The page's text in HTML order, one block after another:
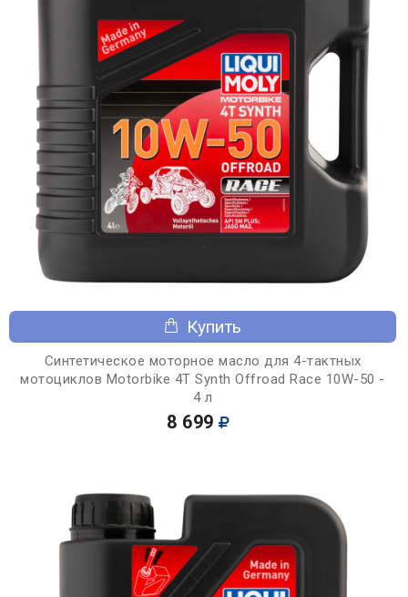
Купить
Синтетическое моторное масло для 4-тактных
мотоциклов Motorbike 4T Synth Offroad Race 10W-50 -
4 л
8 699